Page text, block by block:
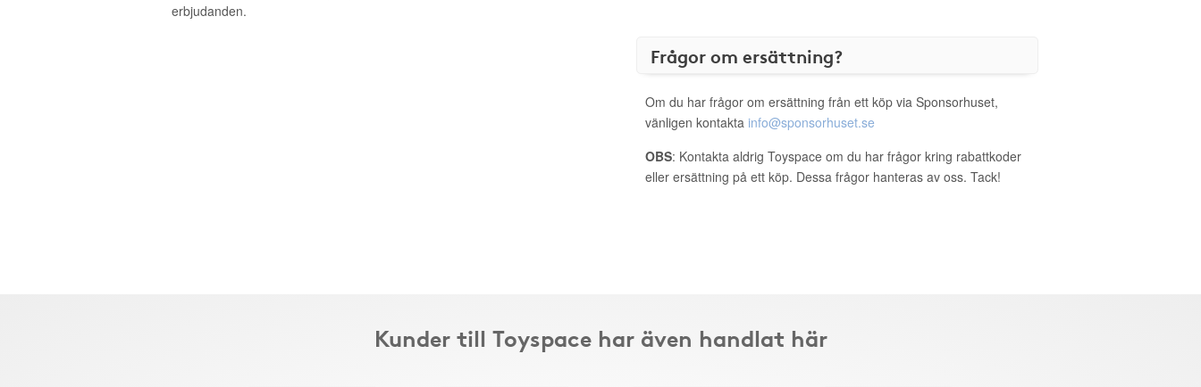
erbjudanden.
Frågor om ersättning?
Om du har frågor om ersättning från ett köp via Sponsorhuset,
vänligen kontakta info@sponsorhuset.se
OBS: Kontakta aldrig Toyspace om du har frågor kring rabattkoder
eller ersättning på ett köp. Dessa frågor hanteras av oss. Tack!
Kunder till Toyspace har även handlat här